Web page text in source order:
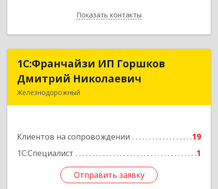
Показать контакты
Назад
1С:Франчайзи ИП Горшков
Дмитрий Николаевич
Железнодорожный
Клиентов на сопровождении
19
1С:Специалист
1
Отправить заявку
1С:Франчайзи ИП Горшков
Дмитрий Николаевич
Подробнее
Отправить заявку